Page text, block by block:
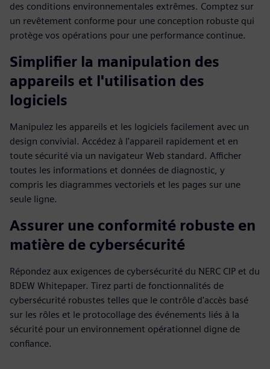
des conditions environnementales extrêmes. Comptez sur
un revêtement conforme pour une conception robuste qui
protège vos opérations pour une performance continue.
Simplifier la manipulation des
appareils et l'utilisation des
logiciels
Manipulez les appareils et les logiciels facilement avec un
design convivial. Accédez à l'appareil rapidement et en
toute sécurité via un navigateur Web standard. Afficher
toutes les informations et données de diagnostic, y
compris les diagrammes vectoriels et les pages sur une
seule ligne.
Assurer une conformité robuste en
matière de cybersécurité
Répondez aux exigences de cybersécurité du NERC CIP et du
BDEW Whitepaper. Tirez parti de fonctionnalités de
cybersécurité robustes telles que le contrôle d'accès basé
sur les rôles et le protocollage des événements liés à la
sécurité pour un environnement opérationnel digne de
confiance.